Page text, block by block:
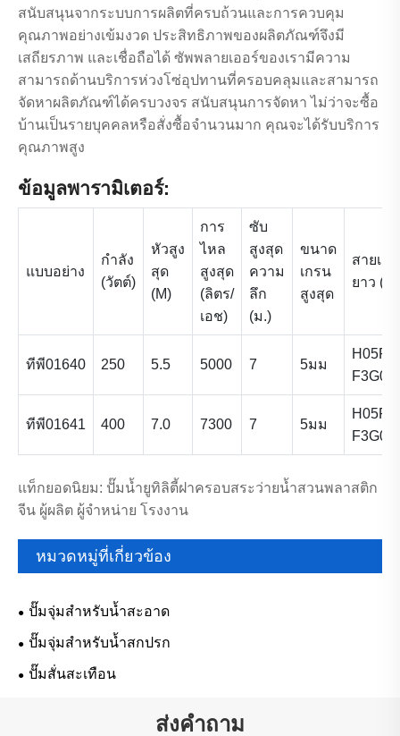
สนับสนุนจากระบบการผลิตที่ครบถ้วนและการควบคุม
คุณภาพอย่างเข้มงวด ประสิทธิภาพของผลิตภัณฑ์จึงมี
เสถียรภาพ และเชื่อถือได้ ซัพพลายเออร์ของเรามีความ
สามารถด้านบริการห่วงโซ่อุปทานที่ครอบคลุมและสามารถ
จัดหาผลิตภัณฑ์ได้ครบวงจร สนับสนุนการจัดหา ไม่ว่าจะซื้อ
บ้านเป็นรายบุคคลหรือสั่งซื้อจำนวนมาก คุณจะได้รับบริการ
คุณภาพสูง
ข้อมูลพารามิเตอร์:
แบบอย่าง
กำลัง
(วัตต์)
หัวสูง
สุด
(M)
การ
ไหล
สูงสุด
(ลิตร/
เอช)
ซับ
สูงสุด
ความ
ลึก
(ม.)
ขนาด
เกรน
สูงสุด
สายเค
ยาว (M)
ทีพี01640 250 5.5 5000 7 5มม
ทีพี01641 400 7.0 7300 7 5มม
แท็กยอดนิยม: ปั๊มน้ำยูทิลิตี้ฝาครอบสระว่ายน้ำสวนพลาสติก
จีน ผู้ผลิต ผู้จำหน่าย โรงงาน
หมวดหมู่ที่เกี่ยวข้อง
ปั๊มจุ่มสำหรับน้ำสะอาด
ปั๊มจุ่มสำหรับน้ำสกปรก
ปั๊มสั่นสะเทือน
ส่งคำถาม